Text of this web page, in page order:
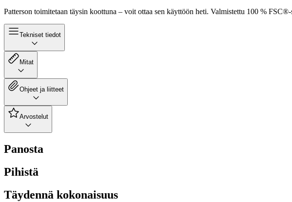
Patterson toimitetaan täysin koottuna – voit ottaa sen käyttöön heti. Valmistettu 100 %
Tekniset tiedot
Mitat
Ohjeet ja liitteet
Arvostelut
Panosta
Pihistä
Täydennä kokonaisuus